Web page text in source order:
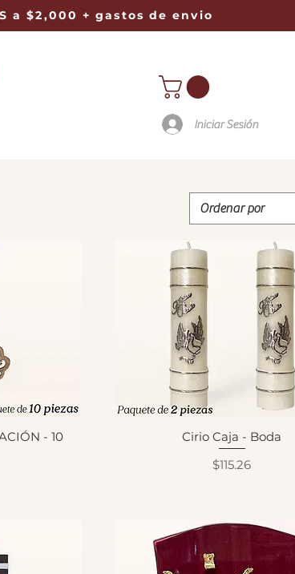
a $2,000 + gastos de envio
Iniciar Sesión
Ordenar por
- 10
Cirio Caja - Boda
Precio
$115.26